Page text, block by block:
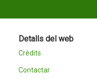
Detalls del web
Crèdits
Contactar